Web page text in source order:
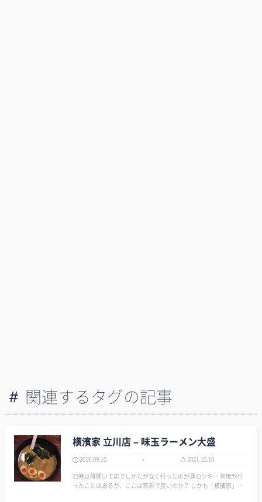
関連するタグの記事
横濱家 立川店 – 味玉ラーメン大盛
2016.09.10
2021.10.10
23時以降開いて店でしかたがなく行ったのが運のツキ… 何度か行
ったことはあるが、ここは家系で良いのか？ しかも「横濱家」っ